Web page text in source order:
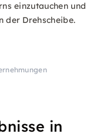
einzutauchen und
der Drehscheibe.
in